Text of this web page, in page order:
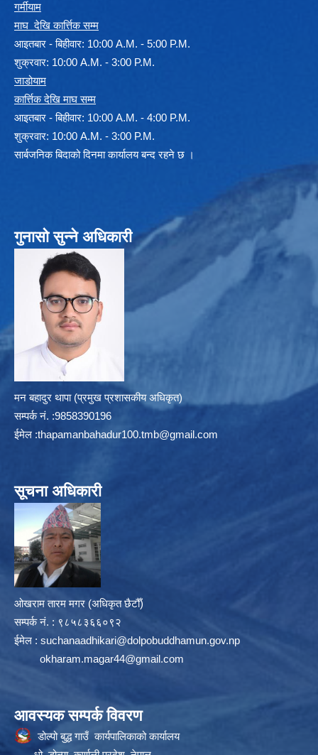
गर्मीयाम
माघ देखि कार्त्तिक सम्म
आइतबार - बिहीवार: 10:00 A.M. - 5:00 P.M.
शुक्रवार: 10:00 A.M. - 3:00 P.M.
जाडोयाम
कार्त्तिक देखि माघ सम्म
आइतबार - बिहीवार: 10:00 A.M. - 4:00 P.M.
शुक्रवार: 10:00 A.M. - 3:00 P.M.
सार्बजनिक बिदाको दिनमा कार्यालय बन्द रहने छ ।
गुनासो सुन्ने अधिकारी
मन बहादुर थापा (प्रमुख प्रशासकीय अधिकृत)
सम्पर्क न‌ं. :9858390196
ईमेल :thapamanbahadur100.tmb@gmail.com
सूचना अधिकारी
ओखराम तारम मगर (अधिकृत छैटौँ)
सम्पर्क न‌ं. : ९८५८३६६०९२
ईमेल : suchanaadhikari@dolpobuddhamun.gov.np
okharam.magar44@gmail.com
आवस्यक सम्पर्क विवरण
डोल्पो बुद्ध गाउँ कार्यपालिकाको कार्यालय